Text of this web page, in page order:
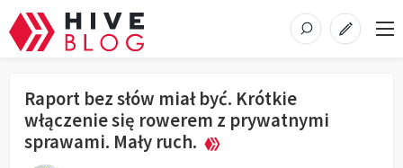
Raport bez słów miał być. Krótkie
włączenie się rowerem z prywatnymi
sprawami. Mały ruch.